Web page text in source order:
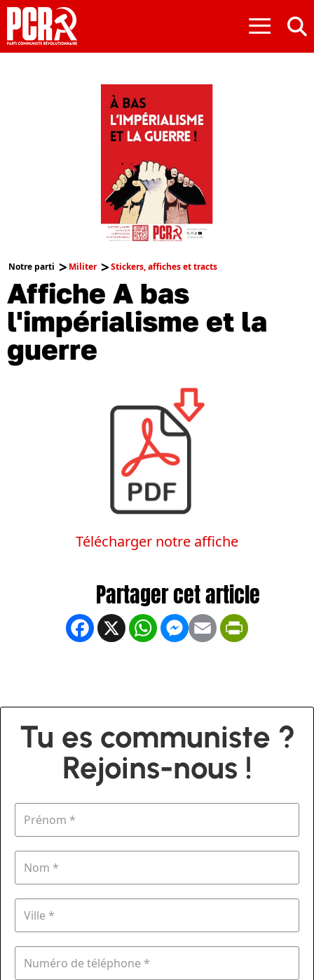
≡
Notre parti Militer Stickers, affiches et tracts
Affiche A bas
l'impérialisme et la
guerre
Télécharger notre affiche
Facebook
X WhatsApp
Messenger
Email
Tu es communiste ?
Rejoins-nous !